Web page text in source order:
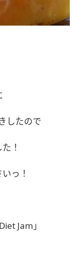
したので
！
っ！
Jam」